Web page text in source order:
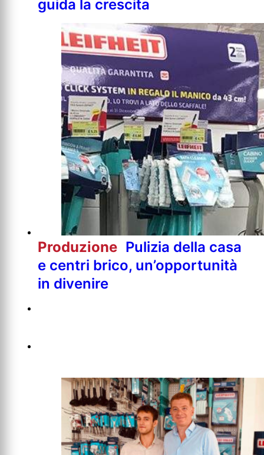
guida la crescita
Produzione Pulizia della casa
e centri brico, un’opportunità
in divenire